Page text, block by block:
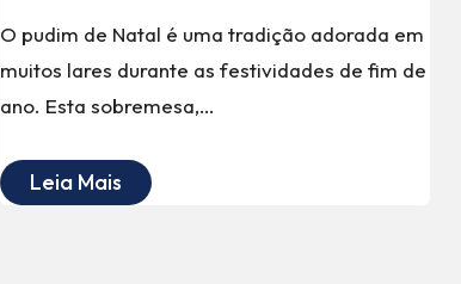
O pudim de Natal é uma tradição adorada em
muitos lares durante as festividades de fim de
ano. Esta sobremesa,…
Leia Mais